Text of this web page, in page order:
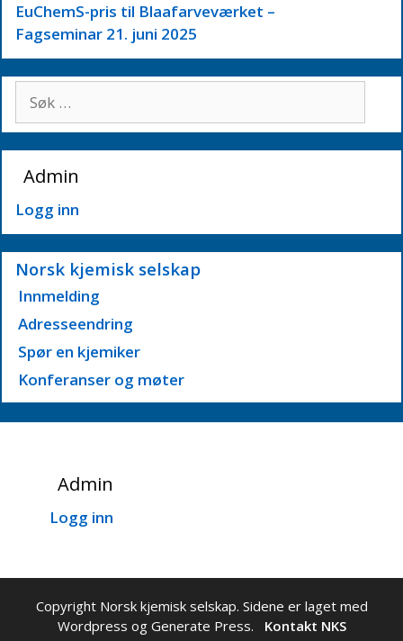
EuChemS-pris til Blaafarveværket –
Fagseminar 21. juni 2025
etter:
Admin
Logg inn
Norsk kjemisk selskap
Innmelding
Adresseendring
Spør en kjemiker
Konferanser og møter
Admin
Logg inn
Copyright Norsk kjemisk selskap. Sidene er laget med
Wordpress og Generate Press. Kontakt NKS